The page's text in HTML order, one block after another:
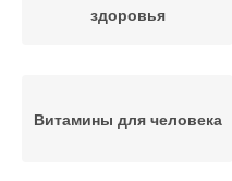
здоровья
Витамины для человека